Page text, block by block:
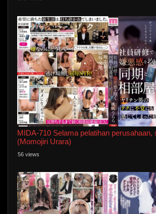
MIDA-710 Selama pelatihan perusahaan,
(Momojiri Urara)
56 views